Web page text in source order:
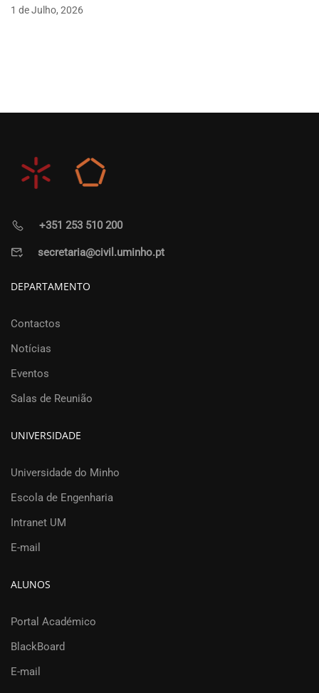
1 de Julho, 2026
+351 253 510 200
secretaria@civil.uminho.pt
DEPARTAMENTO
Contactos
Notícias
Eventos
Salas de Reunião
UNIVERSIDADE
Universidade do Minho
Escola de Engenharia
Intranet UM
E-mail
ALUNOS
Portal Académico
BlackBoard
E-mail